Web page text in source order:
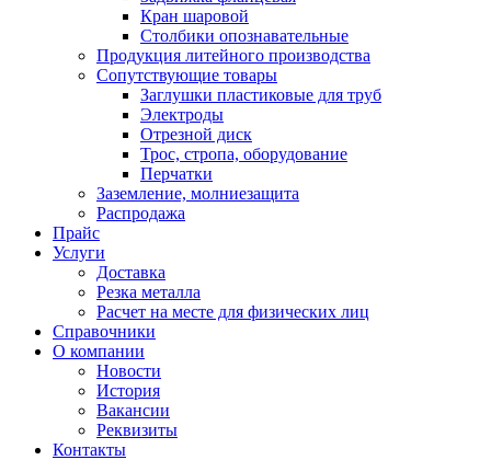
Кран шаровой
Столбики опознавательные
Продукция литейного производства
Сопутствующие товары
Заглушки пластиковые для труб
Электроды
Отрезной диск
Трос, стропа, оборудование
Перчатки
Заземление, молниезащита
Распродажа
Прайс
Услуги
Доставка
Резка металла
Расчет на месте для физических лиц
Справочники
О компании
Новости
История
Вакансии
Реквизиты
Контакты